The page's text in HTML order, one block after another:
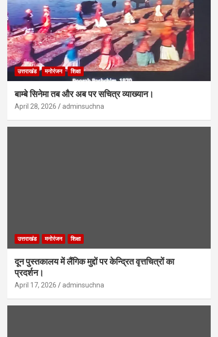
उत्तराखंड मनोरंजन शिक्षा
बाम्बे सिनेमा तब और अब पर सचित्र व्याख्यान।
April 28, 2026 adminsuchna
उत्तराखंड मनोरंजन शिक्षा
दून पुस्तकालय में लैंगिक मुद्दों पर केन्द्रित वृत्तचित्रों का
प्रदर्शन।
April 17, 2026 adminsuchna